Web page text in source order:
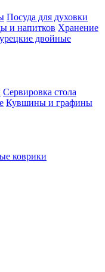
Посуда для духовки
и напитков Хранение
двойные
Сервировка стола
Кувшины и графины
коврики